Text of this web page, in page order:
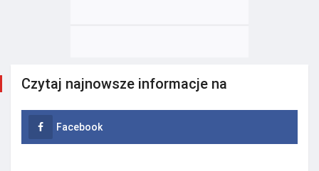
Czytaj najnowsze informacje na
Facebook